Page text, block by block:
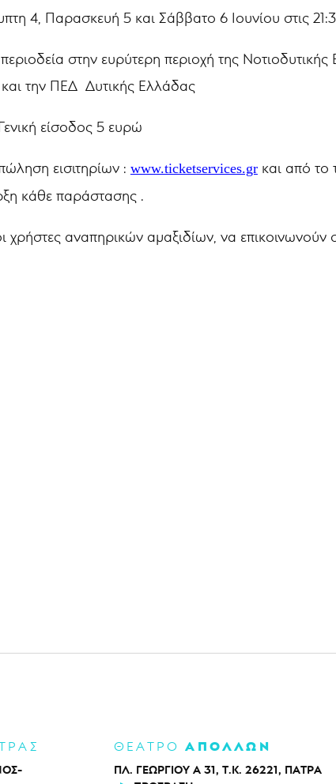
4, Παρασκευή 5 και Σάββατο 6 Ιουνίου στις
στην ευρύτερη περιοχή της
την ΠΕΔ Δυτικής Ελλάδας
είσοδος 5 ευρώ
εισιτηρίων : www.ticketservices.grκαι από το
κάθε παράστασης .
χρήστες αναπηρικών αμαξιδίων, να
ΘΕΑΤΡΟΑΠΟΛΛΩΝ
ΠΛ. ΓΕΩΡΓΙΟΥ Α 31, Τ.Κ. 26221, ΠΑΤΡΑ